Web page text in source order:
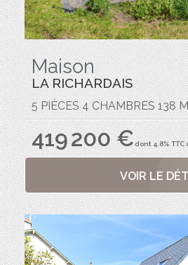
Maison
LA RICHARDAIS
5 PIÈCES 4 CHAMBRES 138
419 200 €dont 4.8%
VOIR LE